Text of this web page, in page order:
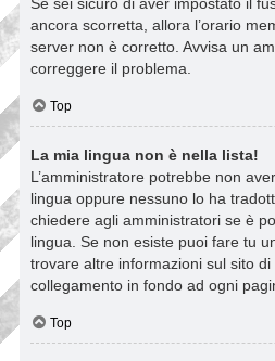
ancora scorretta, allora l’orario
server non è corretto. Avvisa un
correggere il problema.
Top
La mia lingua non è nella lista!
L’amministratore potrebbe non
lingua oppure nessuno lo ha
chiedere agli amministratori se è
lingua. Se non esiste puoi fare tu
trovare altre informazioni sul sito
collegamento in fondo ad ogni
Top